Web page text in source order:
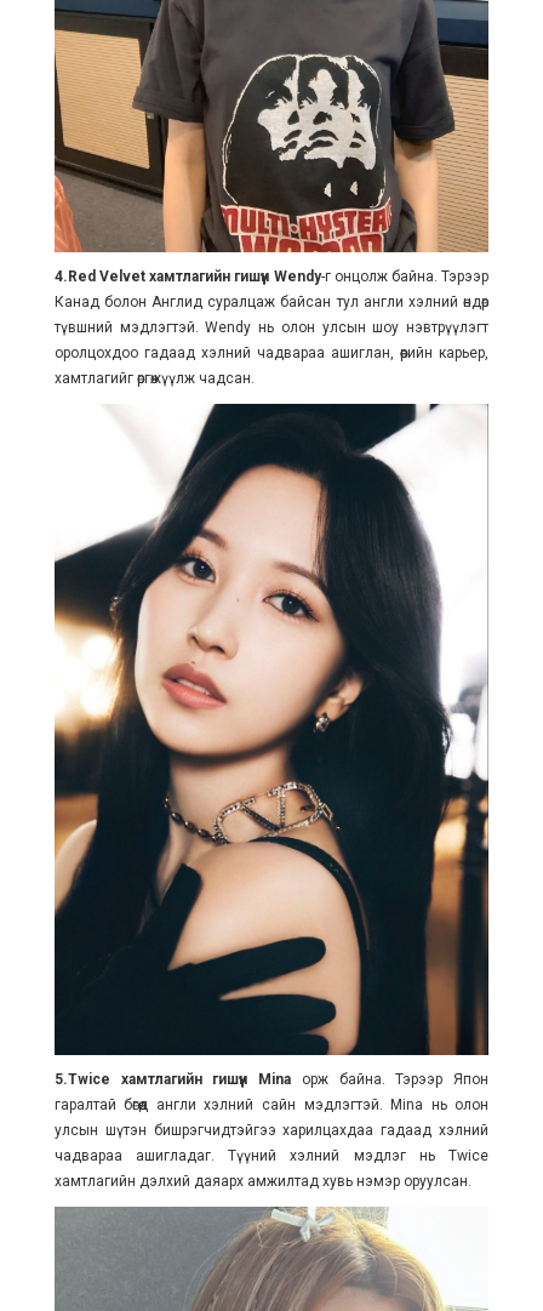
4.Red Velvet хамтлагийн гишүүн Wendy-г онцолж байна. Тэрээр
Канад болон Англид суралцаж байсан тул англи хэлний өндөр
түвшний мэдлэгтэй. Wendy нь олон улсын шоу нэвтрүүлэгт
оролцохдоо гадаад хэлний чадвараа ашиглан, өөрийн карьер,
хамтлагийг өргөжүүлж чадсан.
5.Twice хамтлагийн гишүүн Mina орж байна. Тэрээр Япон
гаралтай бөгөөд англи хэлний сайн мэдлэгтэй. Mina нь олон
улсын шүтэн бишрэгчидтэйгээ харилцахдаа гадаад хэлний
чадвараа ашигладаг. Түүний хэлний мэдлэг нь Twice
хамтлагийн дэлхий даяарх амжилтад хувь нэмэр оруулсан.